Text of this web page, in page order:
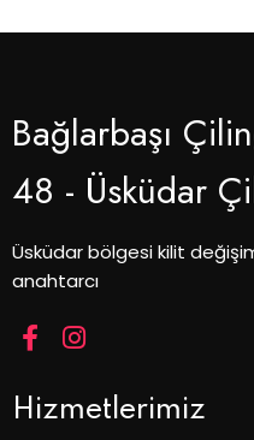
Bağlarbaşı
48 - Üsküdar
Üsküdar bölgesi kilit
anahtarcı
Hizmetlerimiz